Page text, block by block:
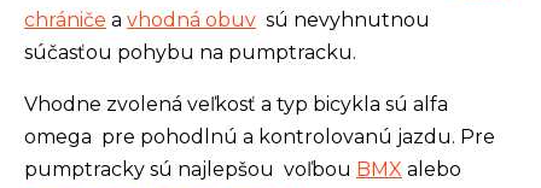
chrániče a vhodná obuv sú nevyhnutnou
súčasťou pohybu na pumptracku.
Vhodne zvolená veľkosť a typ bicykla sú alfa
omega pre pohodlnú a kontrolovanú jazdu. Pre
pumptracky sú najlepšou voľbou BMX alebo